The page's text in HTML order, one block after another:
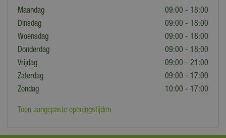
Maandag
09:00 - 18:00
Dinsdag
09:00 - 18:00
Woensdag
09:00 - 18:00
Donderdag
09:00 - 18:00
Vrijdag
09:00 - 21:00
Zaterdag
09:00 - 17:00
Zondag
10:00 - 17:00
Toon aangepaste openingstijden